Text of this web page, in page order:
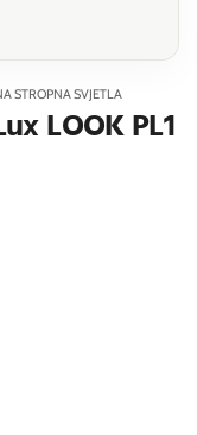
STROPNA SVJETLA
LOOK PL1